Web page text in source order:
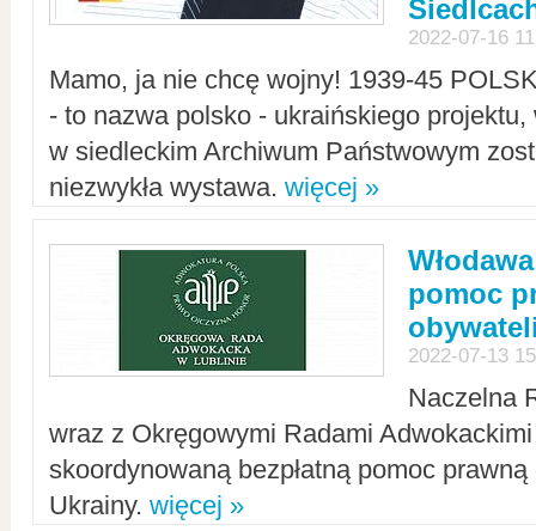
2022-07-16
Mamo, ja nie chcę wojny! 1939-45
- to nazwa polsko - ukraińskiego
w siedleckim Archiwum Państwowym
niezwykła wystawa. więcej »
pomoc
2022-07-13
Naczelna
wraz z Okręgowymi Radami Adwokackimi
skoordynowaną bezpłatną pomoc
Ukrainy. więcej »